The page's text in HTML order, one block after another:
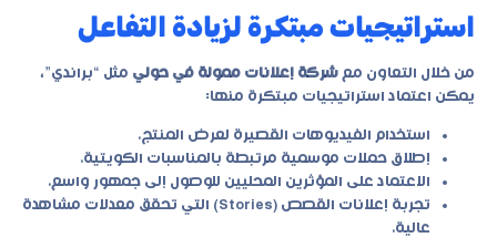
استراتيجيات مبتكرة لزيادة التفاعل
من خلال التعاون مع شركة إعلانات ممولة في حولي مثل “براندي”،
يمكن اعتماد استراتيجيات مبتكرة منها:
استخدام الفيديوهات القصيرة لعرض المنتج.
إطلاق حملات موسمية مرتبطة بالمناسبات الكويتية.
الاعتماد على المؤثرين المحليين للوصول إلى جمهور واسع.
تجربة إعلانات القصص (Stories) التي تحقق معدلات مشاهدة
عالية.